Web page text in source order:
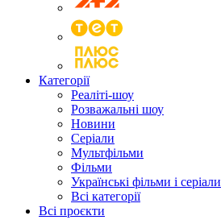
Категорії
Реаліті-шоу
Розважальні шоу
Новини
Серіали
Мультфільми
Фільми
Українські фільми і серіали
Всі категорії
Всі проєкти